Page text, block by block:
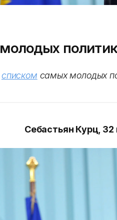
списком самых молодых
Себастьян Курц, 32